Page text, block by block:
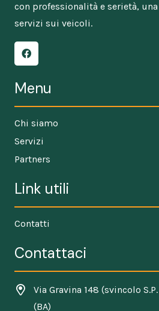
con professionalità e serietà,
servizi sui veicoli.
Menu
Chi siamo
Servizi
Partners
Link utili
Contatti
Contattaci
Via Gravina 148 (svincolo
(BA)